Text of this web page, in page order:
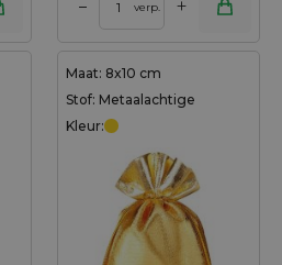
– verp. +
Maat: 8x10 cm
Stof: Metaalachtige
Kleur: